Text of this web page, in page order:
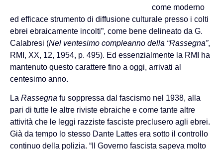
come moderno
ed efficace strumento di diffusione culturale presso i colti
ebrei ebraicamente incolti”, come bene delineato da G.
Calabresi (Nel ventesimo compleanno della “Rassegna”,
RMI, XX, 12, 1954, p. 495). Ed essenzialmente la RMI ha
mantenuto questo carattere fino a oggi, arrivati al
centesimo anno.
La Rassegna fu soppressa dal fascismo nel 1938, alla
pari di tutte le altre riviste ebraiche e come tante altre
attività che le leggi razziste fasciste preclusero agli ebrei.
Già da tempo lo stesso Dante Lattes era sotto il controllo
continuo della polizia. “Il Governo fascista sapeva molto